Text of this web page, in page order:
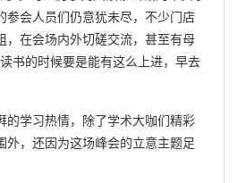
参会人员们仍意犹未尽，不少门店
，在会场内外切磋交流，甚至有母
书的时候要是能有这么上进，早去
的学习热情，除了学术大咖们精彩
外，还因为这场峰会的立意主题足